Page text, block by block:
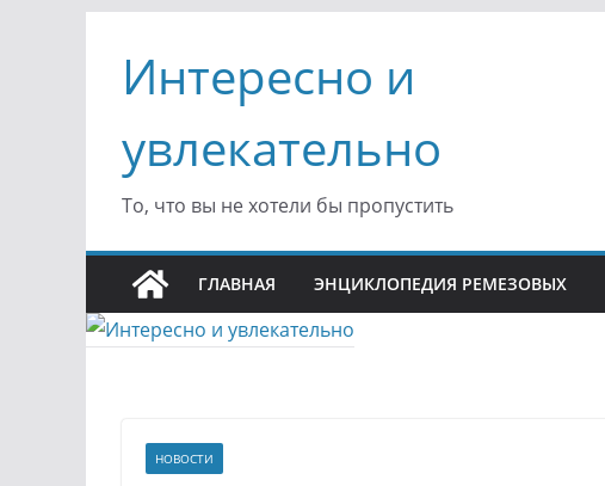
содержимому
Интересно и
увлекательно
То, что вы не хотели бы пропустить
ГЛАВНАЯ ЭНЦИКЛОПЕДИЯ РЕМЕЗОВЫХ
НОВОСТИ